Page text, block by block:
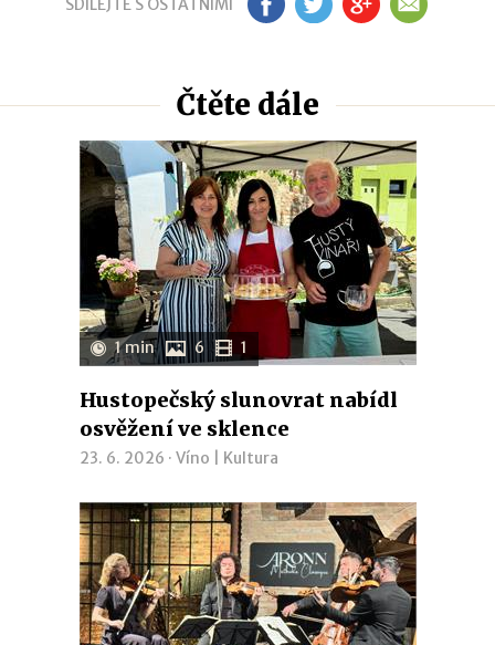
SDÍLEJTE S OSTATNÍMI FB TW GP EM
Čtěte dále
1 min 6 1
Hustopečský slunovrat nabídl
osvěžení ve sklence
23. 6. 2026 · Víno Kultura